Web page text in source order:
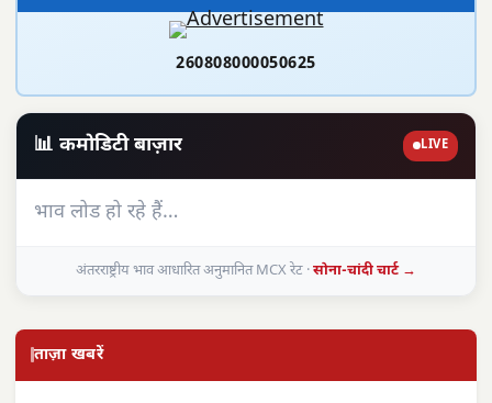
260808000050625
📊 कमोडिटी बाज़ार LIVE
भाव लोड हो रहे हैं…
अंतरराष्ट्रीय भाव आधारित अनुमानित MCX रेट ·सोना-चांदी चार्ट →
ताज़ा खबरें